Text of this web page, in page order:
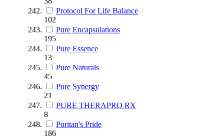
Protocol For Life Balance
102
Pure Encapsulations
195
Pure Essence
13
Pure Naturals
45
Pure Synergy
21
PURE THERAPRO RX
8
Puritan's Pride
186